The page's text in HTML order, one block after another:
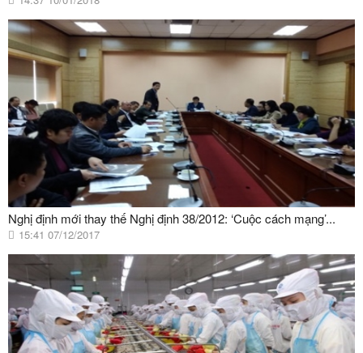
Nghị định mới thay thế Nghị định 38/2012: ‘Cuộc cách mạng’...
15:41 07/12/2017